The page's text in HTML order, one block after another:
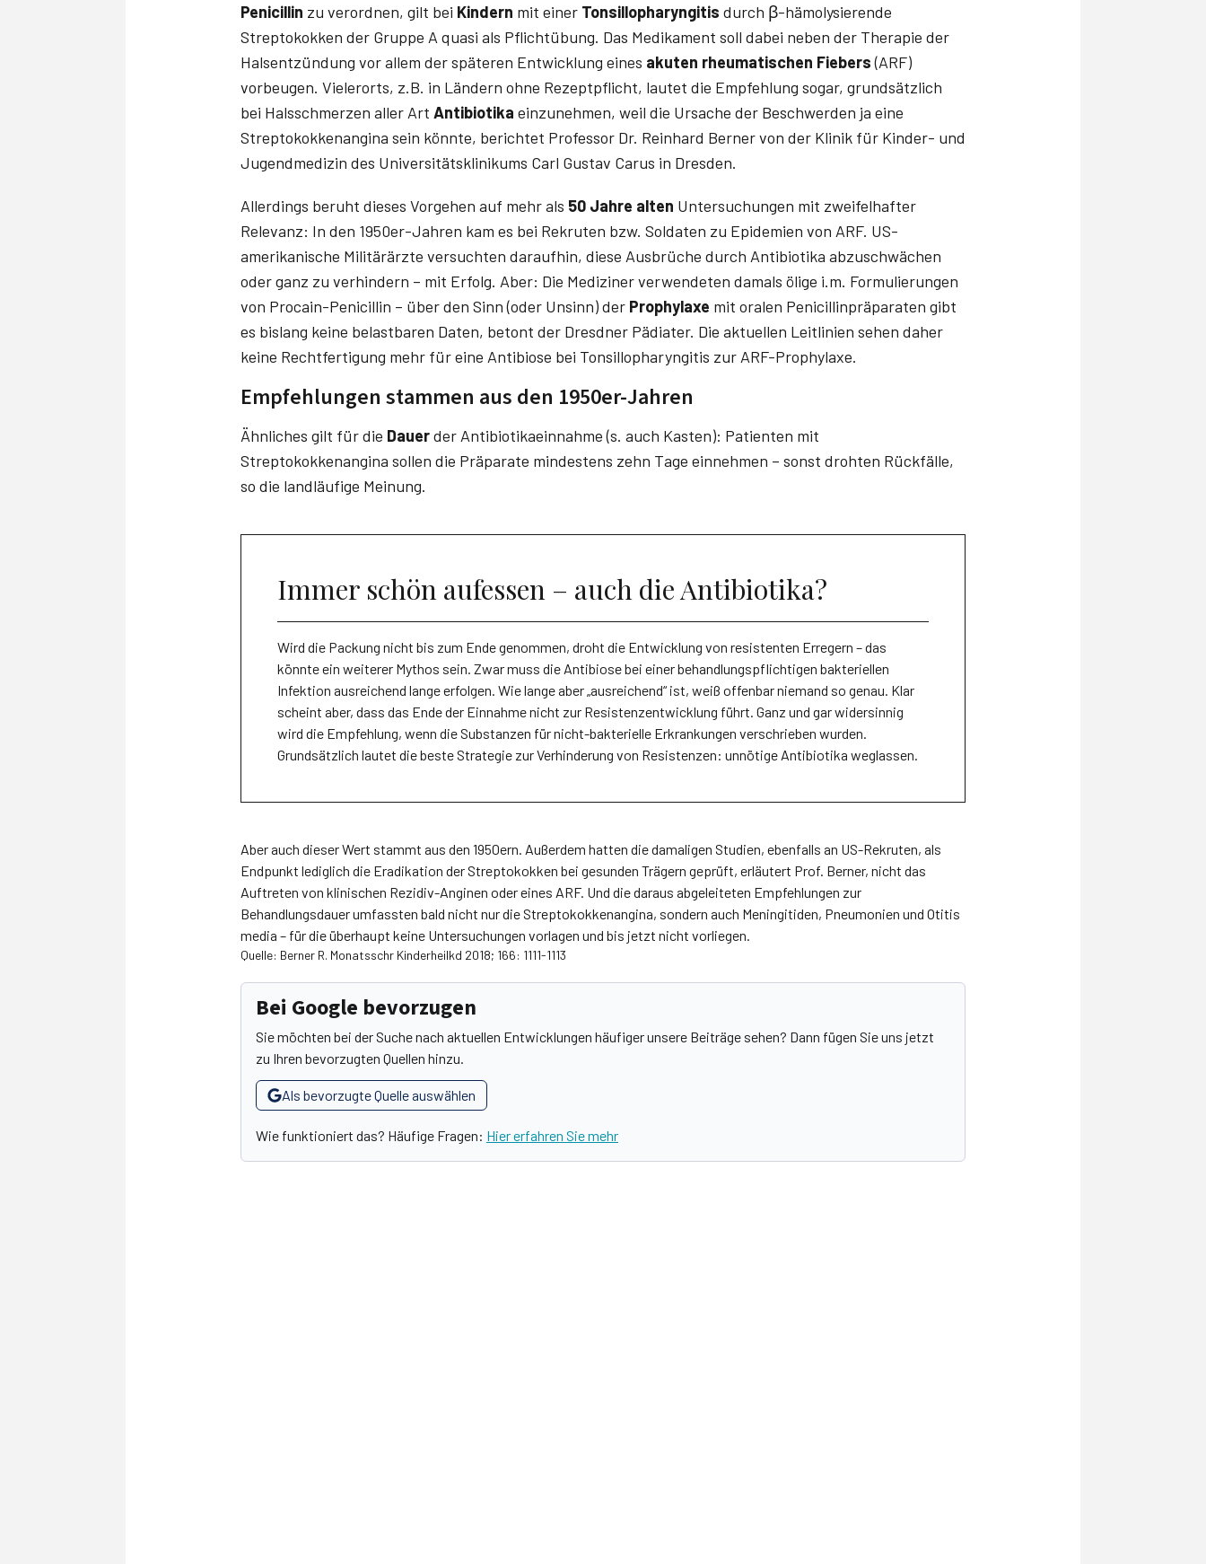
Penicillin zu verordnen, gilt bei Kindern mit einer Tonsillopharyngitis durch β-hämolysierende
Streptokokken der Gruppe A quasi als Pflichtübung. Das Medikament soll dabei neben der Therapie der
Halsentzündung vor allem der späteren Entwicklung eines akuten rheumatischen Fiebers(ARF)
vorbeugen. Vielerorts, z.B. in Ländern ohne Rezeptpflicht, lautet die Empfehlung sogar, grundsätzlich
bei Halsschmerzen aller Art Antibiotika einzunehmen, weil die Ursache der Beschwerden ja eine
Streptokokkenangina sein könnte, berichtet Professor Dr. Reinhard Berner von der Klinik für Kinder- und
Jugendmedizin des Universitätsklinikums Carl Gustav Carus in Dresden.
Allerdings beruht dieses Vorgehen auf mehr als 50 Jahre alten Untersuchungen mit zweifelhafter
Relevanz: In den 1950er-Jahren kam es bei Rekruten bzw. Soldaten zu Epidemien von ARF. US-
amerikanische Militärärzte versuchten daraufhin, diese Ausbrüche durch Antibiotika abzuschwächen
oder ganz zu verhindern – mit Erfolg. Aber: Die Mediziner verwendeten damals ölige i.m. Formulierungen
von Procain-Penicillin – über den Sinn (oder Unsinn) der Prophylaxe mit oralen Penicillinpräparaten gibt
es bislang keine belastbaren Daten, betont der Dresdner Pädiater. Die aktuellen Leitlinien sehen daher
keine Rechtfertigung mehr für eine Antibiose bei Tonsillopharyngitis zur ARF-Prophylaxe.
Empfehlungen stammen aus den 1950er-Jahren
Ähnliches gilt für die Dauerder Antibiotikaeinnahme (s. auch Kasten): Patienten mit
Streptokokkenangina sollen die Präparate mindestens zehn Tage einnehmen – sonst drohten Rückfälle,
so die landläufige Meinung.
Immer schön aufessen – auch die Antibiotika?
Wird die Packung nicht bis zum Ende genommen, droht die Entwicklung von resistenten Erregern – das
könnte ein weiterer Mythos sein. Zwar muss die Antibiose bei einer behandlungspflichtigen bakteriellen
Infektion ausreichend lange erfolgen. Wie lange aber „ausreichend“ ist, weiß offenbar niemand so genau. Klar
scheint aber, dass das Ende der Einnahme nicht zur Resistenzentwicklung führt. Ganz und gar widersinnig
wird die Empfehlung, wenn die Substanzen für nicht-bakterielle Erkrankungen verschrieben wurden.
Grundsätzlich lautet die beste Strategie zur Verhinderung von Resistenzen: unnötige Antibiotika weglassen.
Aber auch dieser Wert stammt aus den 1950ern. Außerdem hatten die damaligen Studien, ebenfalls an US-Rekruten, als
Endpunkt lediglich die Eradikation der Streptokokken bei gesunden Trägern geprüft, erläutert Prof. Berner, nicht das
Auftreten von klinischen Rezidiv-Anginen oder eines ARF. Und die daraus abgeleiteten Empfehlungen zur
Behandlungsdauer umfassten bald nicht nur die Streptokokkenangina, sondern auch Meningitiden, Pneumonien und Otitis
media – für die überhaupt keine Untersuchungen vorlagen und bis jetzt nicht vorliegen.
Quelle: Berner R. Monatsschr Kinderheilkd 2018; 166: 1111-1113
Bei Google bevorzugen
Sie möchten bei der Suche nach aktuellen Entwicklungen häufiger unsere Beiträge sehen? Dann fügen Sie uns jetzt
zu Ihren bevorzugten Quellen hinzu.
Als bevorzugte Quelle auswählen
Wie funktioniert das? Häufige Fragen: Hier erfahren Sie mehr